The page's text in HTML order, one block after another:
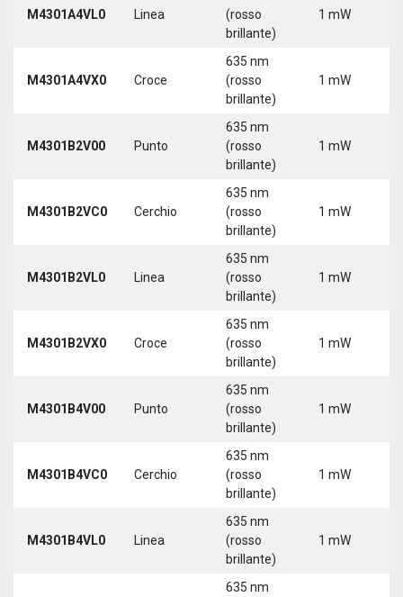
M4301A4VL0 Linea
(rosso
brillante)
1 mW
M4301A4VX0 Croce
635 nm
(rosso
brillante)
1 mW
M4301B2V00 Punto
635 nm
(rosso
brillante)
1 mW
M4301B2VC0 Cerchio
635 nm
(rosso
brillante)
1 mW
M4301B2VL0 Linea
635 nm
(rosso
brillante)
1 mW
M4301B2VX0 Croce
635 nm
(rosso
brillante)
1 mW
M4301B4V00 Punto
635 nm
(rosso
brillante)
1 mW
M4301B4VC0 Cerchio
635 nm
(rosso
brillante)
1 mW
M4301B4VL0 Linea
635 nm
(rosso
brillante)
1 mW
635 nm